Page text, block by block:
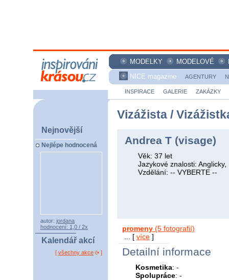
MODELKY MODELOVÉ
NICE magazine
AGENTURY
INSPIRACE GALERIE ZAKÁZKY
Nejnovější
Nejlépe hodnocená
autor: jordana
hodnocení: 1,0 / 2x
Kalendář akcí
[ všechny akce ]
Vizážista /
Andrea T (visage)
Věk: 37 let
Jazykové znalosti: Anglicky,
Vzdělání: -- VYBERTE --
promeny (5 fotografií)
... [ více ]
Detailní informace
Kosmetika: -
Spolupráce: -